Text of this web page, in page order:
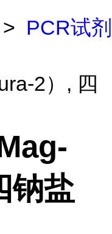
> PCR试剂
2）, 四
钠盐